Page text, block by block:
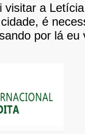
visitar a
é
por lá eu